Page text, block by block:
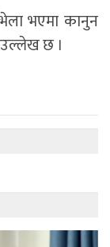
भेला भएमा कानुन
उल्लेख छ ।